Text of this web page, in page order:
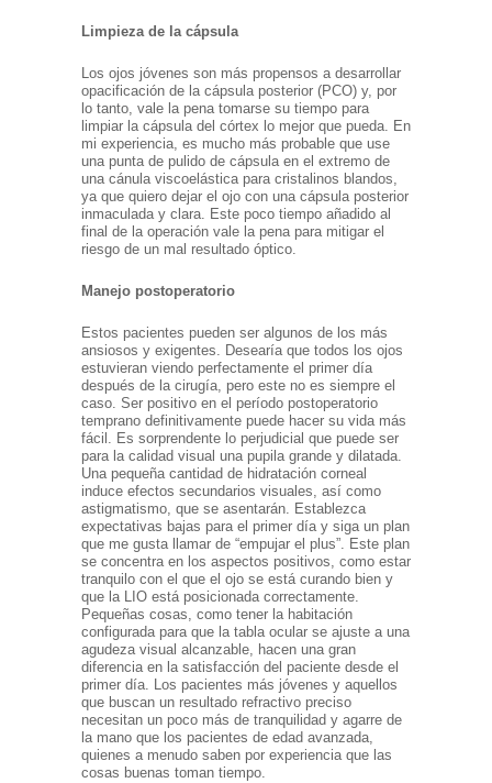
Limpieza de la cápsula
Los ojos jóvenes son más propensos a desarrollar
opacificación de la cápsula posterior (PCO) y, por
lo tanto, vale la pena tomarse su tiempo para
limpiar la cápsula del córtex lo mejor que pueda. En
mi experiencia, es mucho más probable que use
una punta de pulido de cápsula en el extremo de
una cánula viscoelástica para cristalinos blandos,
ya que quiero dejar el ojo con una cápsula posterior
inmaculada y clara. Este poco tiempo añadido al
final de la operación vale la pena para mitigar el
riesgo de un mal resultado óptico.
Manejo postoperatorio
Estos pacientes pueden ser algunos de los más
ansiosos y exigentes. Desearía que todos los ojos
estuvieran viendo perfectamente el primer día
después de la cirugía, pero este no es siempre el
caso. Ser positivo en el período postoperatorio
temprano definitivamente puede hacer su vida más
fácil. Es sorprendente lo perjudicial que puede ser
para la calidad visual una pupila grande y dilatada.
Una pequeña cantidad de hidratación corneal
induce efectos secundarios visuales, así como
astigmatismo, que se asentarán. Establezca
expectativas bajas para el primer día y siga un plan
que me gusta llamar de “empujar el plus”. Este plan
se concentra en los aspectos positivos, como estar
tranquilo con el que el ojo se está curando bien y
que la LIO está posicionada correctamente.
Pequeñas cosas, como tener la habitación
configurada para que la tabla ocular se ajuste a una
agudeza visual alcanzable, hacen una gran
diferencia en la satisfacción del paciente desde el
primer día. Los pacientes más jóvenes y aquellos
que buscan un resultado refractivo preciso
necesitan un poco más de tranquilidad y agarre de
la mano que los pacientes de edad avanzada,
quienes a menudo saben por experiencia que las
cosas buenas toman tiempo.